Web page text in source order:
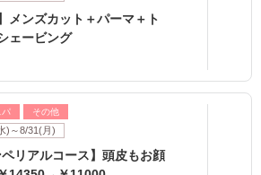
メンズカット＋パーマ＋ト
ェービング
パ その他
)～8/31(月)
リアルコース】頭皮もお顔